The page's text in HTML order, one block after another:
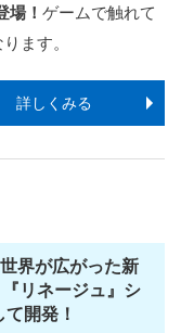
場！ ゲームで触れて
ます。
詳しくみる
界が広がった新
リネージュ』シ
開発！